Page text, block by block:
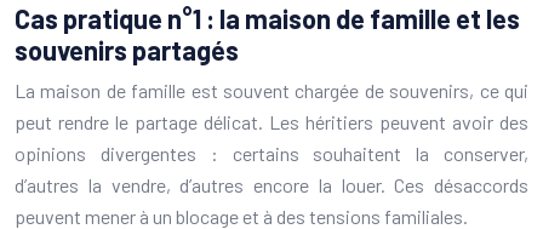
Cas pratique n°1 : la maison de famille et les
souvenirs partagés
La maison de famille est souvent chargée de souvenirs, ce qui
peut rendre le partage délicat. Les héritiers peuvent avoir des
opinions divergentes : certains souhaitent la conserver,
d’autres la vendre, d’autres encore la louer. Ces désaccords
peuvent mener à un blocage et à des tensions familiales.